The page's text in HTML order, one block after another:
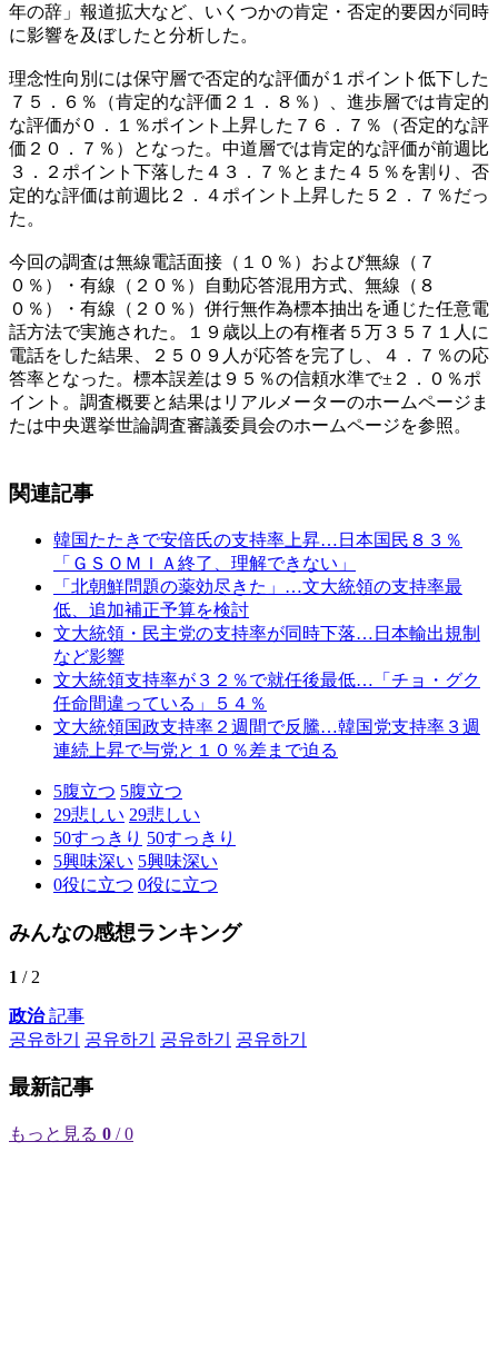
年の辞」報道拡大など、いくつかの肯定・否定的要因が同時
に影響を及ぼしたと分析した。
理念性向別には保守層で否定的な評価が１ポイント低下した
７５．６％（肯定的な評価２１．８％）、進歩層では肯定的
な評価が０．１％ポイント上昇した７６．７％（否定的な評
価２０．７％）となった。中道層では肯定的な評価が前週比
３．２ポイント下落した４３．７％とまた４５％を割り、否
定的な評価は前週比２．４ポイント上昇した５２．７％だっ
た。
今回の調査は無線電話面接（１０％）および無線（７
０％）・有線（２０％）自動応答混用方式、無線（８
０％）・有線（２０％）併行無作為標本抽出を通じた任意電
話方法で実施された。１９歳以上の有権者５万３５７１人に
電話をした結果、２５０９人が応答を完了し、４．７％の応
答率となった。標本誤差は９５％の信頼水準で±２．０％ポ
イント。調査概要と結果はリアルメーターのホームページま
たは中央選挙世論調査審議委員会のホームページを参照。
関連記事
韓国たたきで安倍氏の支持率上昇…日本国民８３％
「ＧＳＯＭＩＡ終了、理解できない」
「北朝鮮問題の薬効尽きた」…文大統領の支持率最
低、追加補正予算を検討
文大統領・民主党の支持率が同時下落…日本輸出規制
など影響
文大統領支持率が３２％で就任後最低…「チョ・グク
任命間違っている」５４％
文大統領国政支持率２週間で反騰…韓国党支持率３週
連続上昇で与党と１０％差まで迫る
5腹立つ 5腹立つ
29悲しい 29悲しい
50すっきり 50すっきり
5興味深い 5興味深い
0役に立つ 0役に立つ
みんなの感想ランキング
1 / 2
政治記事
공유하기
공유하기 공유하기 공유하기
最新記事
もっと見る 0 / 0